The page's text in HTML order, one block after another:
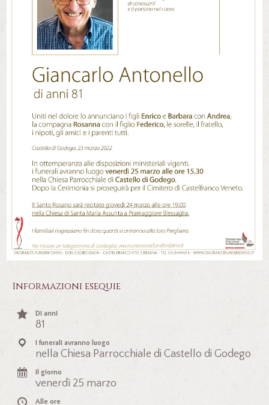
Informazioni esequie
Di anni
81
I funerali avranno luogo
nella Chiesa Parrocchiale di Castello di Godego
Il giorno
venerdì 25 marzo
Alle ore